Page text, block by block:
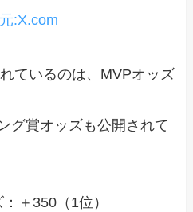
:X.com
ているのは、MVPオッズ
グ賞オッズも公開されて
＋350（1位）